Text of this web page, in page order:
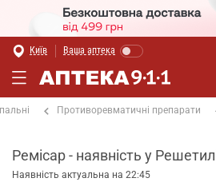
Київ Ваша аптека
Противоревматичні препарати
Ремісар - наявність у
Наявність актуальна на 22:45